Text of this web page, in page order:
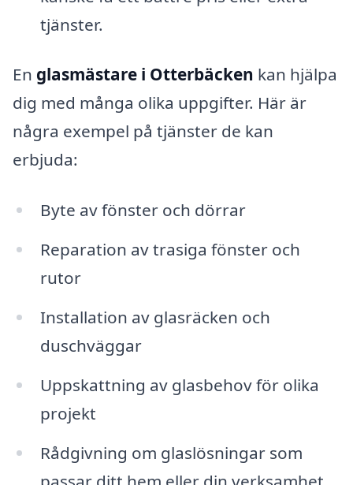
tjänster.
En glasmästare i Otterbäcken kan hjälpa
dig med många olika uppgifter. Här är
några exempel på tjänster de kan
erbjuda:
Byte av fönster och dörrar
Reparation av trasiga fönster och
rutor
Installation av glasräcken och
duschväggar
Uppskattning av glasbehov för olika
projekt
Rådgivning om glaslösningar som